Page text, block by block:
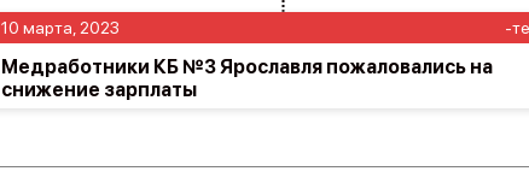
10 марта, 2023 -
Медработники КБ №3 Ярославля пожаловались на
снижение зарплаты